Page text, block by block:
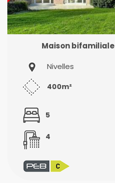
Maison bifamiliale
Nivelles
400m²
5
4